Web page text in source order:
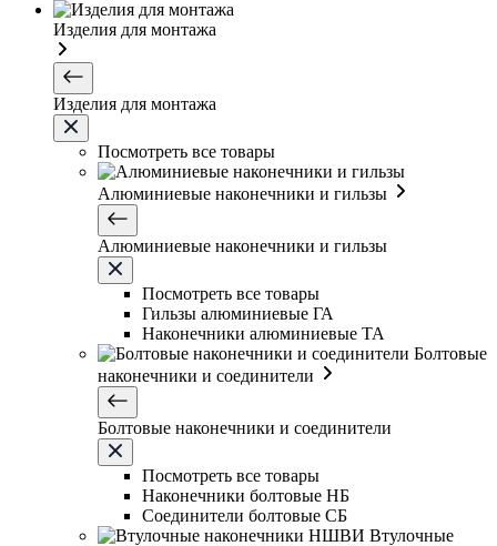
Изделия для монтажа
Изделия для монтажа
Посмотреть все товары
Алюминиевые наконечники и гильзы
Алюминиевые наконечники и гильзы
Посмотреть все товары
Гильзы алюминиевые ГА
Наконечники алюминиевые ТА
Болтовые
наконечники и соединители
Болтовые наконечники и соединители
Посмотреть все товары
Наконечники болтовые НБ
Соединители болтовые СБ
Втулочные